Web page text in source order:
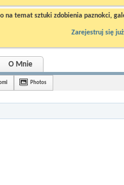
na temat sztuki zdobienia paznokci,
Zarejestruj się
O Mnie
Photos